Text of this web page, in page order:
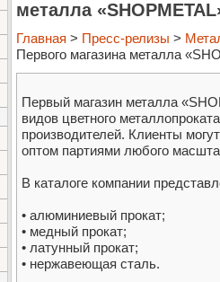
металла
Главная > Пресс-релизы >
Первого магазина металла
Первый магазин металла
видов цветного
производителей. Клиенты
оптом партиями любого
В каталоге компании
• алюминиевый прокат;
• медный прокат;
• латунный прокат;
• нержавеющая сталь.